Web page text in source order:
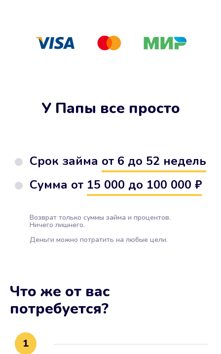
У Папы все просто
Срок займа от 6 до 52 недель
Сумма от 15 000 до 100 000 ₽
Возврат только суммы займа и процентов.
Ничего лишнего.
Деньги можно потратить на любые цели.
Что же от вас
потребуется?
1